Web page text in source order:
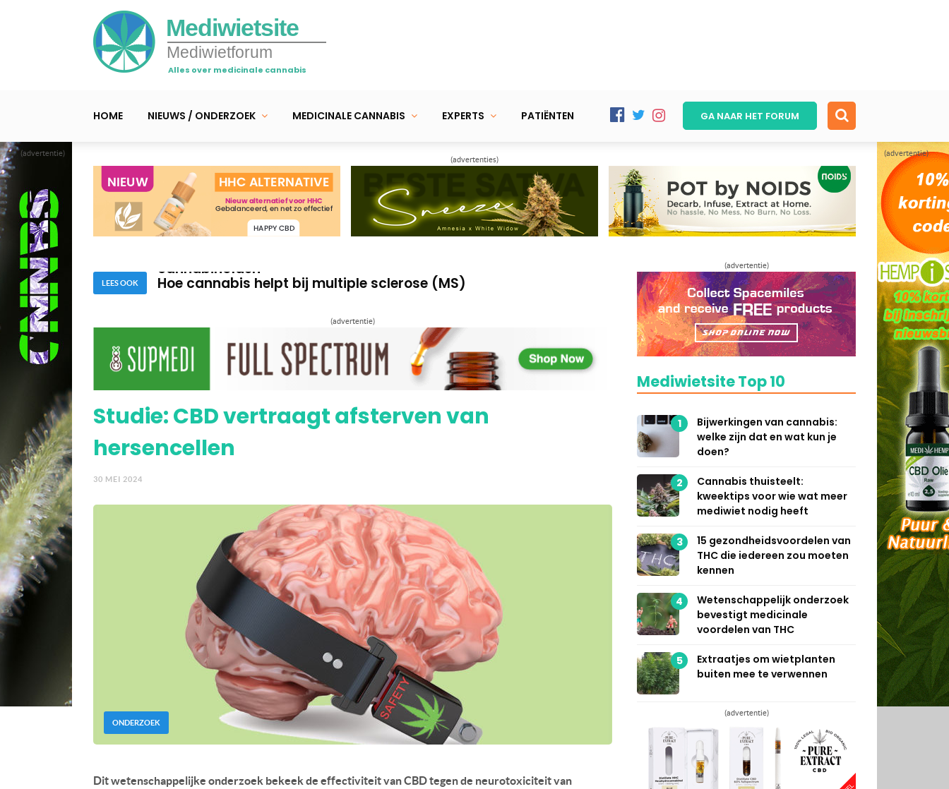
(advertentie) (advertentie)
Mediwietsite
Mediwietforum
Alles over medicinale cannabis
HOME NIEUWS / ONDERZOEK MEDICINALE CANNABIS EXPERTS PATIËNTEN GA NAAR HET FORUM
(advertenties)
LEES OOK
Onderzoek: specifieke cannabisverbindingen kunnen kanker
doden
Nieuwe behandelingen dankzij interactie terpenen en
Nieuwe behandelingen dankzij interactie terpenen en
cannabinoïden
(advertentie)
Studie: CBD vertraagt afsterven van
hersencellen
30 MEI 2024
ONDERZOEK
Dit wetenschappelijke onderzoek bekeek de effectiviteit van CBD tegen de neurotoxiciteit van
(advertentie)
Mediwietsite Top 10
1
Bijwerkingen van cannabis:
welke zijn dat en wat kun je
doen?
2
Cannabis thuisteelt:
kweektips voor wie wat meer
mediwiet nodig heeft
3
15 gezondheidsvoordelen van
THC die iedereen zou moeten
kennen
4
Wetenschappelijk onderzoek
bevestigt medicinale
voordelen van THC
5
Extraatjes om wietplanten
buiten mee te verwennen
(advertentie)